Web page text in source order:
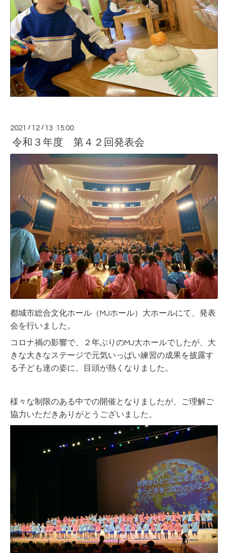
2021 / 12 / 13 15:00
令和３年度 第４２回発表会
都城市総合文化ホール（MJホール）大ホールにて、発表
会を行いました。
コロナ禍の影響で、２年ぶりのMJ大ホールでしたが、大
きな大きなステージで元気いっぱい練習の成果を披露す
る子ども達の姿に、目頭が熱くなりました。
様々な制限のある中での開催となりましたが、ご理解ご
協力いただきありがとうございました。